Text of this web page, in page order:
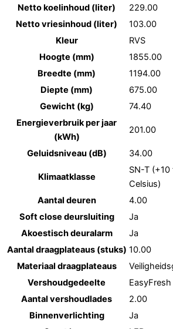
Netto koelinhoud (liter)
229.00
Netto vriesinhoud (liter)
103.00
Kleur
RVS
Hoogte (mm)
1855.00
Breedte (mm)
1194.00
Diepte (mm)
675.00
Gewicht (kg)
74.40
Energieverbruik per jaar
(kWh)
201.00
Geluidsniveau (dB) 34.00
Klimaatklasse
SN-T
Celsius)
Aantal deuren
4.00
Soft close deursluiting
Ja
Akoestisch deuralarm
Ja
Aantal draagplateaus (stuks) 10.00
Materiaal draagplateaus
Vershoudgedeelte
EasyFresh
Aantal vershoudlades
2.00
Binnenverlichting
Ja